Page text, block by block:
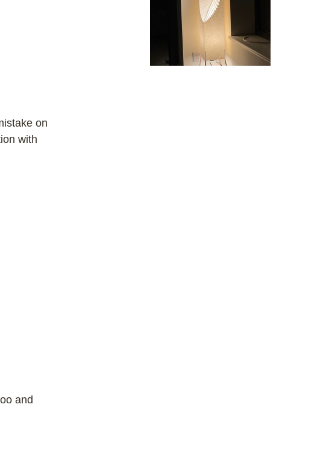
on
with
and